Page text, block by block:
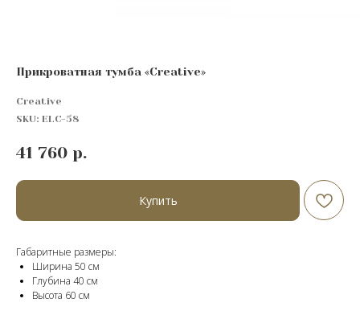
Прикроватная тумба «Creative»
Creative
SKU: ELC-58
41 760 р.
Купить
Габаритные размеры:
Ширина 50 см
Глубина 40 см
Высота 60 cм